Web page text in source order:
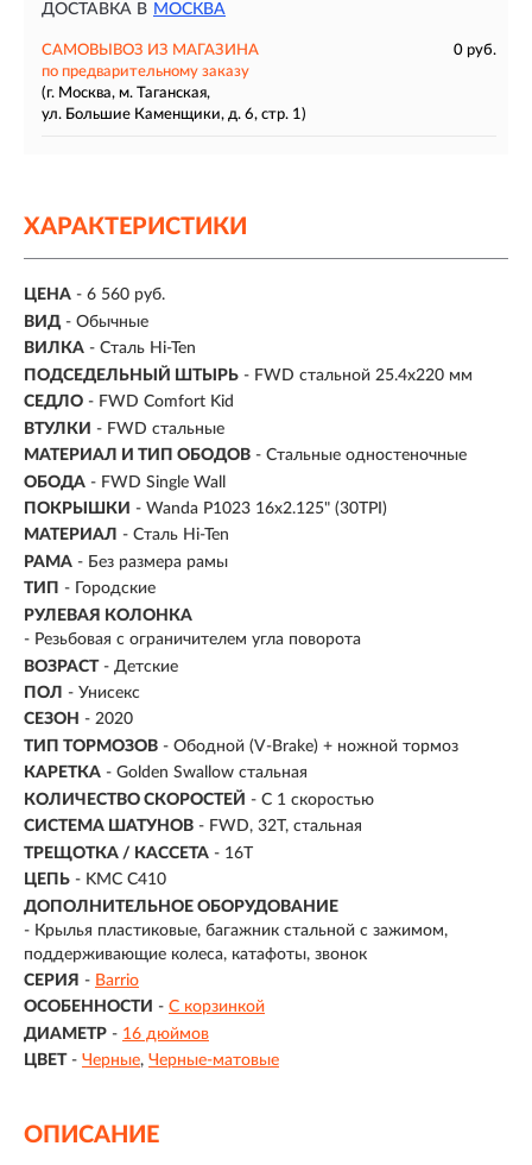
ДОСТАВКА В МОСКВА
САМОВЫВОЗ ИЗ МАГАЗИНА
0 руб.
по предварительному заказу
(г. Москва, м. Таганская,
ул. Большие Каменщики, д. 6, стр. 1)
ХАРАКТЕРИСТИКИ
ЦЕНА - 6 560 руб.
ВИД - Обычные
ВИЛКА - Сталь Hi-Ten
ПОДСЕДЕЛЬНЫЙ ШТЫРЬ - FWD стальной 25.4x220 мм
СЕДЛО - FWD Comfort Kid
ВТУЛКИ - FWD стальные
МАТЕРИАЛ И ТИП ОБОДОВ - Стальные одностеночные
ОБОДА - FWD Single Wall
ПОКРЫШКИ - Wanda P1023 16x2.125" (30TPI)
МАТЕРИАЛ - Сталь Hi-Ten
РАМА - Без размера рамы
ТИП -
Городские
РУЛЕВАЯ КОЛОНКА
- Резьбовая с ограничителем угла поворота
ВОЗРАСТ - Детские
ПОЛ - Унисекс
СЕЗОН - 2020
ТИП ТОРМОЗОВ - Ободной (V-Brake) + ножной тормоз
КАРЕТКА - Golden Swallow стальная
КОЛИЧЕСТВО СКОРОСТЕЙ - С 1 скоростью
СИСТЕМА ШАТУНОВ - FWD, 32T, cтальная
ТРЕЩОТКА / КАССЕТА - 16T
ЦЕПЬ - KMC C410
ДОПОЛНИТЕЛЬНОЕ ОБОРУДОВАНИЕ
- Крылья пластиковые, багажник стальной с зажимом,
поддерживающие колеса, катафоты, звонок
СЕРИЯ - Barrio
ОСОБЕННОСТИ - С корзинкой
ДИАМЕТР - 16 дюймов
ЦВЕТ - Черные Черные-матовые
ОПИСАНИЕ